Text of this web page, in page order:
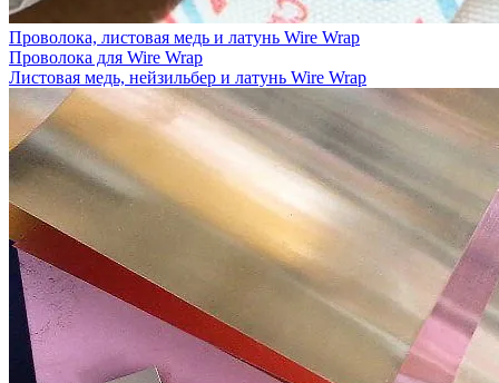
Проволока, листовая медь и латунь Wire Wrap
Проволока для Wire Wrap
Листовая медь, нейзильбер и латунь Wire Wrap